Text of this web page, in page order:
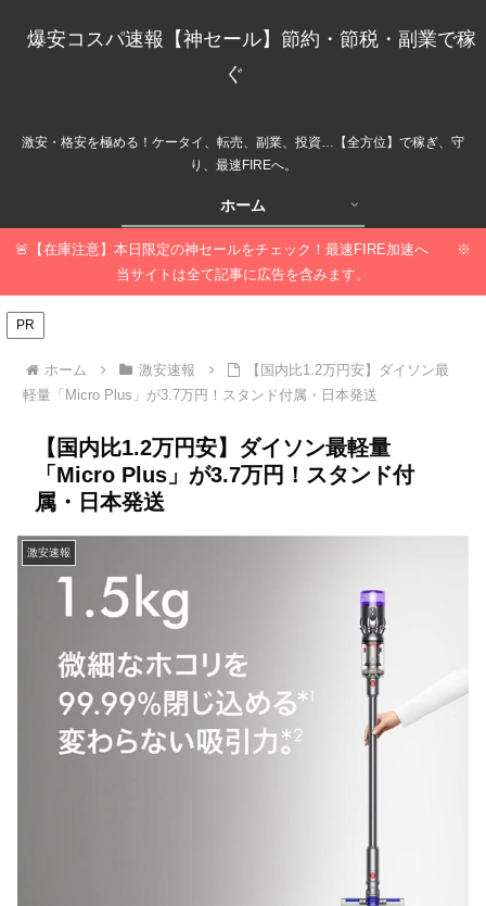
爆安コスパ速報【神セール】節約・節税・副業で稼
ぐ
激安・格安を極める！ケータイ、転売、副業、投資…【全方位】で稼ぎ、守
り、最速FIREへ。
ホーム
🚨【在庫注意】本日限定の神セールをチェック！最速FIRE加速へ ※
当サイトは全て記事に広告を含みます。
PR
ホーム 激安速報
【国内比1.2万円安】ダイソン最
軽量「Micro Plus」が3.7万円！スタンド付属・日本発送
【国内比1.2万円安】ダイソン最軽量
「Micro Plus」が3.7万円！スタンド付
属・日本発送
激安速報